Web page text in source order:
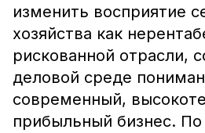
изменить восприятие
хозяйства как
рискованной отрасли,
деловой среде
современный,
прибыльный бизнес. По